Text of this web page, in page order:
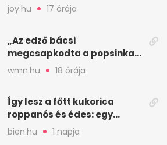
joy.hu 17 órája
„Az edző bácsi
megcsapkodta a popsinkat”
– Klára nyári táboros
wmn.hu 18 órája
Így lesz a főtt kukorica
roppanós és édes: egy
zöldséges trükkje
bien.hu 1 napja